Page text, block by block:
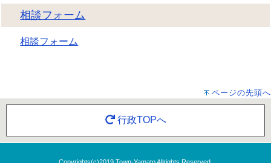
相談フォーム
相談フォーム
ページの先頭へ
行政TOPへ